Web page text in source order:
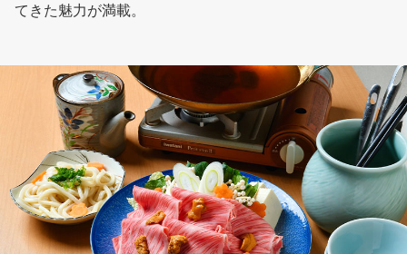
てきた魅力が満載。